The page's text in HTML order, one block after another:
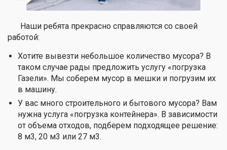
Наши ребята прекрасно справляются со своей
работой:
Хотите вывезти небольшое количество мусора? В
таком случае рады предложить услугу «погрузка
Газели». Мы соберем мусор в мешки и погрузим их
в машину.
У вас много строительного и бытового мусора? Вам
нужна услуга «погрузка контейнера». В зависимости
от объема отходов, подберем подходящее решение:
8 м3, 20 м3 или 27 м3.